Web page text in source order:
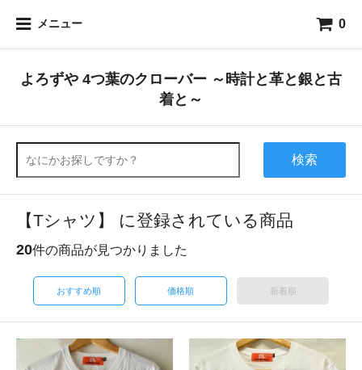
メニュー 0
よろずや 4つ葉のクローバー ～時計と革と銀と古
着と～
検索
【Tシャツ】 に登録されている商品
20件の商品が見つかりました
おすすめ順 価格順 新着順